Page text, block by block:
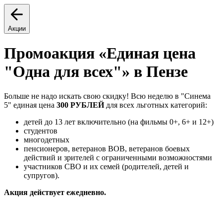
Акции
Промоакция «Единая цена
"Одна для всех"» в Пензе
Больше не надо искать свою скидку! Всю неделю в "Синема
5" единая цена 300 РУБЛЕЙдля всех льготных категорий:
детей до 13 лет включительно (на фильмы 0+, 6+ и 12+)
студентов
многодетных
пенсионеров, ветеранов ВОВ, ветеранов боевых
действий и зрителей с ограниченными возможностями
участников СВО и их семей (родителей, детей и
супругов).
Акция действует ежедневно.